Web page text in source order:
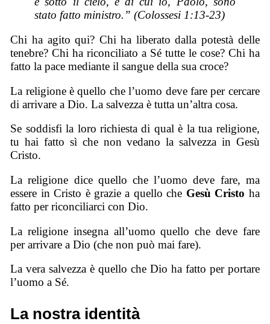
stato fatto ministro.” (Colossesi 1:13-23)
Chi ha agito qui? Chi ha liberato dalla potestà delle
tenebre? Chi ha riconciliato a Sé tutte le cose? Chi ha
fatto la pace mediante il sangue della sua croce?
La religione è quello che l’uomo deve fare per cercare
di arrivare a Dio. La salvezza è tutta un’altra cosa.
Se soddisfi la loro richiesta di qual è la tua religione,
tu hai fatto sì che non vedano la salvezza in Gesù
Cristo.
La religione dice quello che l’uomo deve fare, ma
essere in Cristo è grazie a quello che Gesù Cristo ha
fatto per riconciliarci con Dio.
La religione insegna all’uomo quello che deve fare
per arrivare a Dio (che non può mai fare).
La vera salvezza è quello che Dio ha fatto per portare
l’uomo a Sé.
La nostra identità